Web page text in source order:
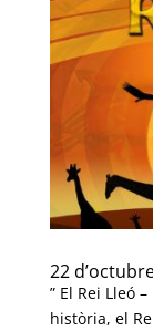
22
” El Rei Lleó
història, el